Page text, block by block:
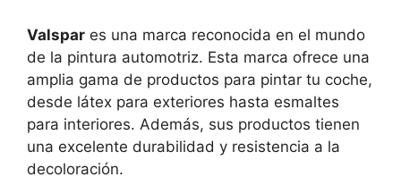
Valspar es una marca reconocida en el mundo
de la pintura automotriz. Esta marca ofrece una
amplia gama de productos para pintar tu coche,
desde látex para exteriores hasta esmaltes
para interiores. Además, sus productos tienen
una excelente durabilidad y resistencia a la
decoloración.